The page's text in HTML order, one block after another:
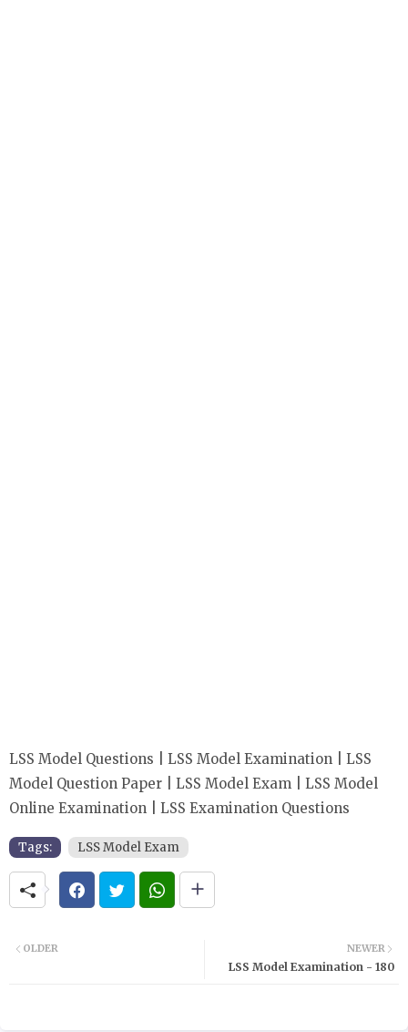
LSS Model Questions | LSS Model Examination | LSS
Model Question Paper | LSS Model Exam | LSS Model
Online Examination | LSS Examination Questions
Tags: LSS Model Exam
NEWER
LSS Model Examination - 180
OLDER